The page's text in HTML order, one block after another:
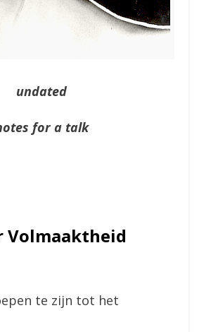
undated
for a talk
Volmaaktheid
te zijn tot het